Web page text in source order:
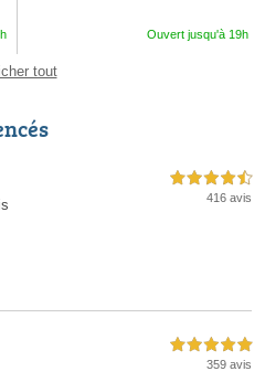
Ouvert jusqu'à 19h
tout
4,5 étoiles sur 5
416 avis
5,0 étoiles sur 5
359 avis